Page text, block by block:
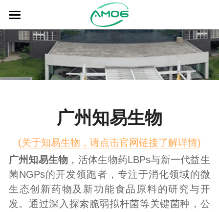
关于AM06
关于AKK
关于我们
简体中文
简体中文
English
English
广州知易生物
(关于知易生物，请点击官网链接了解详情)
广州知易生物 ，活体生物药LBPs与新一代益生
菌NGPs的开发领跑者，专注于消化领域的微
生态创新药物及新功能食品原料的研究与开
发。通过深入探索脆弱拟杆菌等关键菌种，公